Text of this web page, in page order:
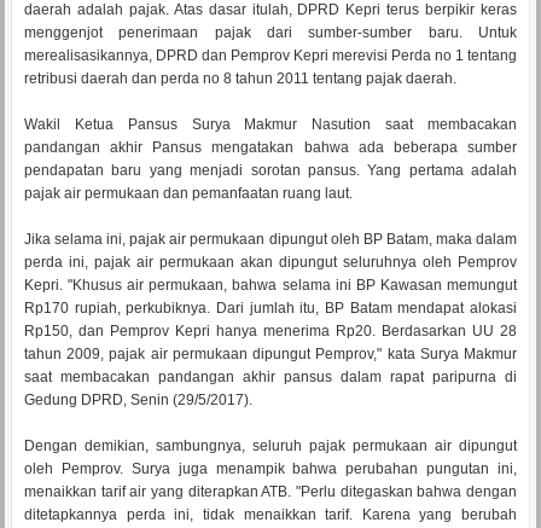
daerah adalah pajak. Atas dasar itulah, DPRD Kepri terus berpikir keras
menggenjot penerimaan pajak dari sumber-sumber baru. Untuk
merealisasikannya, DPRD dan Pemprov Kepri merevisi Perda no 1 tentang
retribusi daerah dan perda no 8 tahun 2011 tentang pajak daerah.
Wakil Ketua Pansus Surya Makmur Nasution saat membacakan
pandangan akhir Pansus mengatakan bahwa ada beberapa sumber
pendapatan baru yang menjadi sorotan pansus. Yang pertama adalah
pajak air permukaan dan pemanfaatan ruang laut.
Jika selama ini, pajak air permukaan dipungut oleh BP Batam, maka dalam
perda ini, pajak air permukaan akan dipungut seluruhnya oleh Pemprov
Kepri. "Khusus air permukaan, bahwa selama ini BP Kawasan memungut
Rp170 rupiah, perkubiknya. Dari jumlah itu, BP Batam mendapat alokasi
Rp150, dan Pemprov Kepri hanya menerima Rp20. Berdasarkan UU 28
tahun 2009, pajak air permukaan dipungut Pemprov," kata Surya Makmur
saat membacakan pandangan akhir pansus dalam rapat paripurna di
Gedung DPRD, Senin (29/5/2017).
Dengan demikian, sambungnya, seluruh pajak permukaan air dipungut
oleh Pemprov. Surya juga menampik bahwa perubahan pungutan ini,
menaikkan tarif air yang diterapkan ATB. "Perlu ditegaskan bahwa dengan
ditetapkannya perda ini, tidak menaikkan tarif. Karena yang berubah